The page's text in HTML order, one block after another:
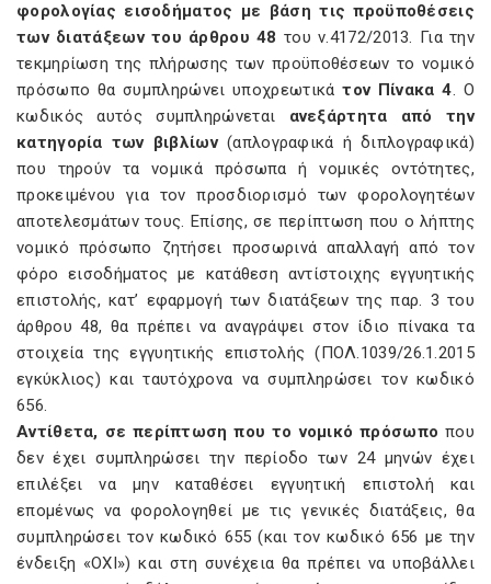
φορολογίας εισοδήματος με βάση τις προϋποθέσεις
των διατάξεων του άρθρου 48του ν.4172/2013. Για την
τεκμηρίωση της πλήρωσης των προϋποθέσεων το νομικό
πρόσωπο θα συμπληρώνει υποχρεωτικά τον Πίνακα 4. Ο
κωδικός αυτός συμπληρώνεται ανεξάρτητα από την
κατηγορία των βιβλίων(απλογραφικά ή διπλογραφικά)
που τηρούν τα νομικά πρόσωπα ή νομικές οντότητες,
προκειμένου για τον προσδιορισμό των φορολογητέων
αποτελεσμάτων τους. Επίσης, σε περίπτωση που ο λήπτης
νομικό πρόσωπο ζητήσει προσωρινά απαλλαγή από τον
φόρο εισοδήματος με κατάθεση αντίστοιχης εγγυητικής
επιστολής, κατ’ εφαρμογή των διατάξεων της παρ. 3 του
άρθρου 48, θα πρέπει να αναγράψει στον ίδιο πίνακα τα
στοιχεία της εγγυητικής επιστολής (ΠΟΛ.1039/26.1.2015
εγκύκλιος) και ταυτόχρονα να συμπληρώσει τον κωδικό
656.
Αντίθετα, σε περίπτωση που το νομικό πρόσωπο που
δεν έχει συμπληρώσει την περίοδο των 24 μηνών έχει
επιλέξει να μην καταθέσει εγγυητική επιστολή και
επομένως να φορολογηθεί με τις γενικές διατάξεις, θα
συμπληρώσει τον κωδικό 655 (και τον κωδικό 656 με την
ένδειξη «ΟΧΙ») και στη συνέχεια θα πρέπει να υποβάλλει